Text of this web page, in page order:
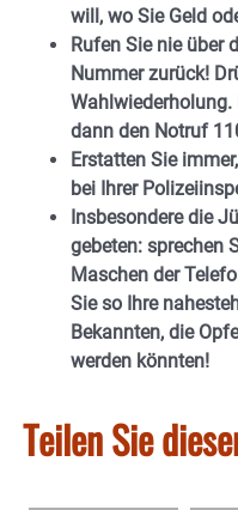
will, wo Sie Geld
Rufen Sie nie über
Nummer zurück!
dann den Notruf
Erstatten Sie
bei Ihrer
Insbesondere die
gebeten: sprechen
Maschen der
Sie so Ihre
Bekannten, die
werden könnten!
Teilen Sie